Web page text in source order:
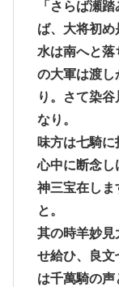
「さらば瀬
ば、大将初め
水は南へと
の大軍は渡し
り。さて染
なり。
味方は七騎に
心中に断念し
神三宝在しま
と。
其の時羊妙見
せ給ひ、良文
は千萬騎の